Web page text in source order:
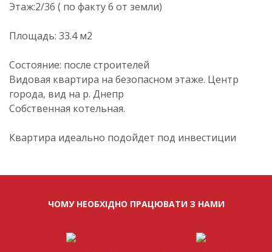
Этаж:2/36 ( по факту 6 от земли)
Площадь: 33.4 м2
Состояние: после строителей
Видовая квартира на безопасном этаже. Центр
города, вид на р. Днепр
Собственная котельная.
Квартира идеально подойдет под инвестиции
ЧОМУ НЕОБХІДНО ПРАЦЮВАТИ З НАМИ